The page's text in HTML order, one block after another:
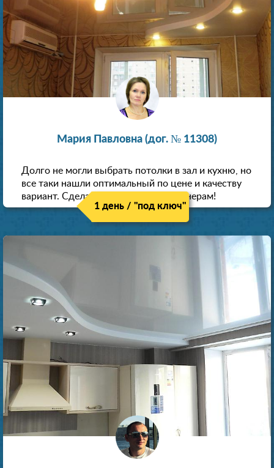
Мария Павловна (дог. № 11308)
Долго не могли выбрать потолки в зал и кухню, но
все таки нашли оптимальный по цене и качеству
вариант. Сделали скидку как пенсионерам!
1 день / "под ключ"